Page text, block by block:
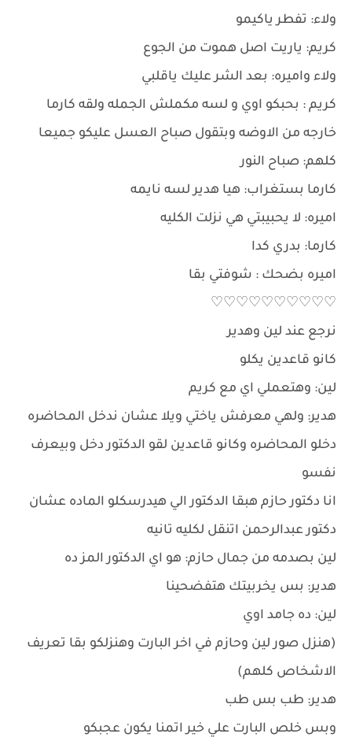
ولاء: تفطر ياكيمو
كريم: ياريت اصل هموت من الجوع
ولاء واميره: بعد الشر عليك ياقلبي
كريم : بحبكو اوي و لسه مكملش الجمله ولقه كارما
خارجه من الاوضه وبتقول صباح العسل عليكو جميعا
كلهم: صباح النور
كارما بستغراب: هيا هدير لسه نايمه
اميره: لا يحبيبتي هي نزلت الكليه
كارما: بدري كدا
اميره بضحك : شوفتي بقا
♡♡♡♡♡♡♡♡♡♡
نرجع عند لين وهدير
كانو قاعدين يكلو
لين: وهتعملي اي مع كريم
هدير: ولهي معرفش ياختي ويلا عشان ندخل المحاضره
دخلو المحاضره وكانو قاعدين لقو الدكتور دخل وبيعرف
نفسو
انا دكتور حازم هبقا الدكتور الي هيدرسكلو الماده عشان
دكتور عبدالرحمن اتنقل لكليه تانيه
لين بصدمه من جمال حازم: هو اي الدكتور المز ده
هدير: بس يخربيتك هتفضحينا
لين: ده جامد اوي
(هنزل صور لين وحازم في اخر البارت وهنزلكو بقا تعريف
الاشخاص كلهم)
هدير: طب بس طب
وبس خلص البارت علي خير اتمنا يكون عجبكو